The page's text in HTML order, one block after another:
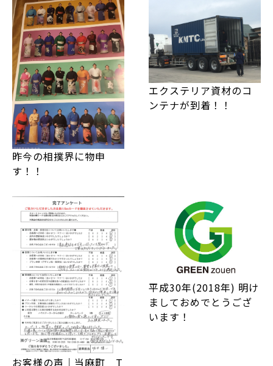
昨今の相撲界に物申
す！！
エクステリア資材のコ
ンテナが到着！！
お客様の声｜当麻町 T
平成30年(2018年) 明け
ましておめでとうござ
います！